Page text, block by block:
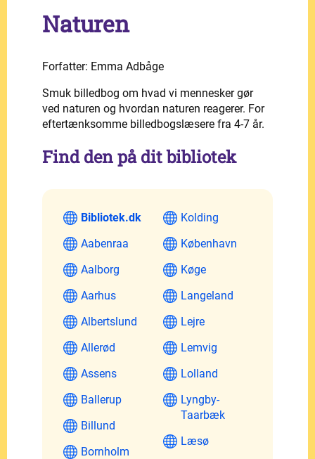
Naturen
Forfatter: Emma Adbåge
Smuk billedbog om hvad vi mennesker gør
ved naturen og hvordan naturen reagerer. For
eftertænksomme billedbogslæsere fra 4-7 år.
Find den på dit bibliotek
Bibliotek.dk
Aabenraa
Aalborg
Aarhus
Albertslund
Allerød
Assens
Ballerup
Billund
Bornholm
Kolding
København
Køge
Langeland
Lejre
Lemvig
Lolland
Lyngby-
Taarbæk
Læsø